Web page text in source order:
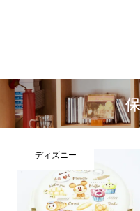
ディズニー